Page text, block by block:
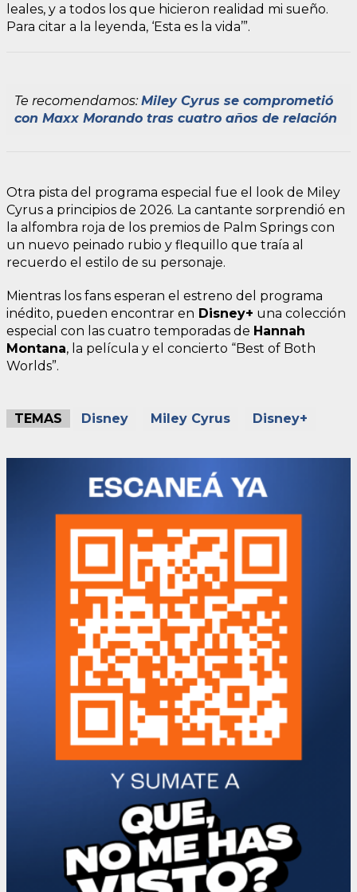
leales, y a todos los que hicieron realidad mi sueño.
Para citar a la leyenda, ‘Esta es la vida’”.
Te recomendamos:Miley Cyrus se comprometió
con Maxx Morando tras cuatro años de relación
Otra pista del programa especial fue el look de Miley
Cyrus a principios de 2026. La cantante sorprendió en
la alfombra roja de los premios de Palm Springs con
un nuevo peinado rubio y flequillo que traía al
recuerdo el estilo de su personaje.
Mientras los fans esperan el estreno del programa
inédito, pueden encontrar en Disney+ una colección
especial con las cuatro temporadas de Hannah
Montana, la película y el concierto “Best of Both
Worlds”.
TEMAS Disney Miley Cyrus Disney+